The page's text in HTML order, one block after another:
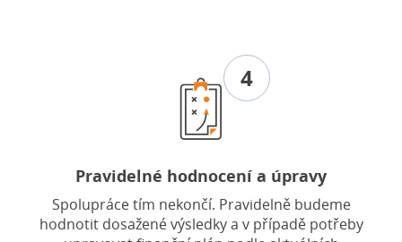
4
Pravidelné hodnocení a úpravy
Spolupráce tím nekončí. Pravidelně budeme
hodnotit dosažené výsledky a v případě potřeby